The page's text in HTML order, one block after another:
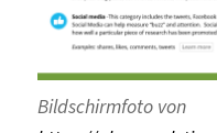
Bildschirmfoto von